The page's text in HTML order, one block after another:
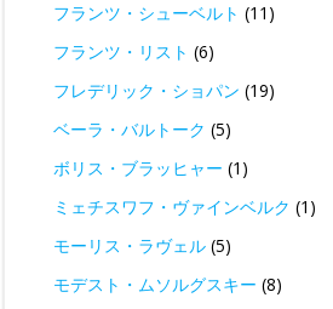
フランツ・シューベルト (11)
フランツ・リスト (6)
フレデリック・ショパン (19)
ベーラ・バルトーク (5)
ボリス・ブラッヒャー (1)
ミェチスワフ・ヴァインベルク (1)
モーリス・ラヴェル (5)
モデスト・ムソルグスキー (8)